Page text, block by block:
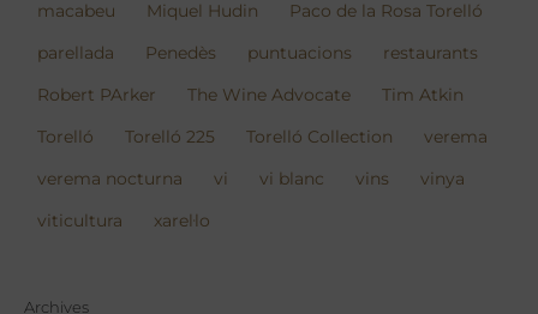
macabeu Miquel Hudin Paco de la Rosa Torelló
parellada Penedès puntuacions restaurants
Robert PArker The Wine Advocate Tim Atkin
Torelló Torelló 225 Torelló Collection verema
verema nocturna vi vi blanc vins vinya
viticultura xarel·lo
Archives